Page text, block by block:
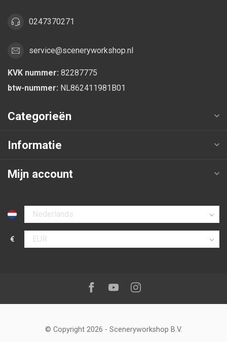
0247370271
service@sceneryworkshop.nl
KVK nummer: 82287775
btw-nummer: NL862411981B01
Categorieën
Informatie
Mijn account
Selecteer taal
€
Selecteer valuta
Volg ons op:Facebook
YoutubeInstagram
© Copyright 2026 - Sceneryworkshop B.V.